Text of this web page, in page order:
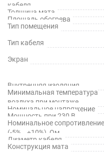
кабеля
Толщина мата
Площадь обогрева
Тип помещения
Тип кабеля
Экран
Внутренняя изоляция
Минимальная температура
воздуха при монтаже
Номинальное напряжение
Мощность при 230 В
Номинальное сопротивление
(-5%...+10%), Ом
Диаметр кабеля
Конструкция мата